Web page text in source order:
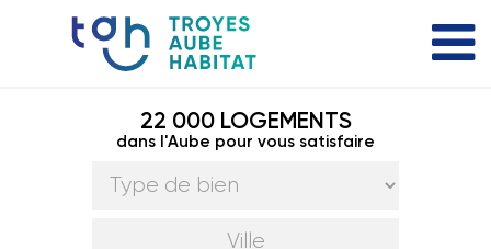
22 000 LOGEMENTS
dans l'Aube pour vous satisfaire